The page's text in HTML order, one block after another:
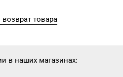
товара
в наших магазинах: